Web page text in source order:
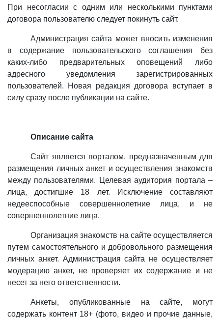
При несогласии с одним или несколькими пунктами
договора пользователю следует покинуть сайт.
Администрация сайта может вносить изменения
в содержание пользовательского соглашения без
каких-либо предварительных оповещений либо
адресного уведомления зарегистрированных
пользователей. Новая редакция договора вступает в
силу сразу после публикации на сайте.
Описание сайта
Сайт является порталом, предназначенным для
размещения личных анкет и осуществления знакомств
между пользователями. Целевая аудитория портала –
лица, достигшие 18 лет. Исключение составляют
недееспособные совершеннолетние лица, и не
совершеннолетние лица.
Организация знакомств на сайте осуществляется
путем самостоятельного и добровольного размещения
личных анкет. Администрация сайта не осуществляет
модерацию анкет, не проверяет их содержание и не
несет за него ответственности.
Анкеты, опубликованные на сайте, могут
содержать контент 18+ (фото, видео и прочие данные,